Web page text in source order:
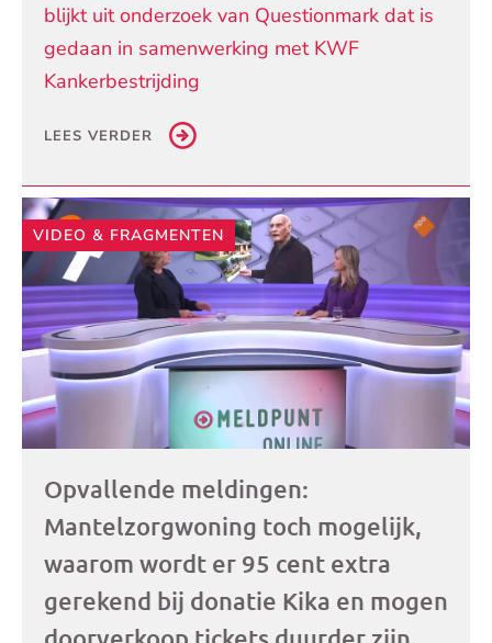
blijkt uit onderzoek van Questionmark dat is
gedaan in samenwerking met KWF
Kankerbestrijding
LEES VERDER
VIDEO & FRAGMENTEN
Opvallende meldingen:
Mantelzorgwoning toch mogelijk,
waarom wordt er 95 cent extra
gerekend bij donatie Kika en mogen